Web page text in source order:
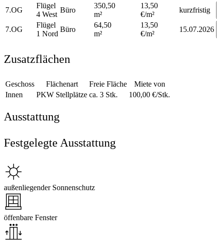
7.OG
Flügel
4 West
Büro
350,50
m²
13,50
€/m²
kurzfristig
7.OG
Flügel
1 Nord
Büro
64,50
m²
13,50
€/m²
15.07.2026
Zusatzflächen
Geschoss Flächenart Freie Fläche
Miete von
Innen
PKW Stellplätze ca. 3 Stk. 100,00 €/Stk.
Ausstattung
Festgelegte Ausstattung
außenliegender Sonnenschutz
öffenbare Fenster